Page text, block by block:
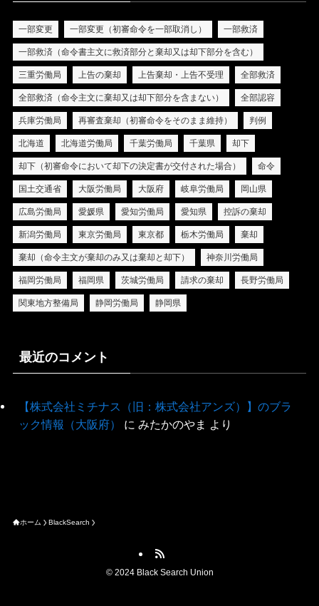
一部変更 一部変更（初審命令を一部取消し） 一部救済
一部救済（命令書主文に救済部分と棄却又は却下部分を含む）
三重労働局 上告の棄却 上告棄却・上告不受理 全部救済
全部救済（命令主文に棄却又は却下部分を含まない） 全部認容
兵庫労働局 再審査棄却（初審命令をそのまま維持） 判例
北海道 北海道労働局 千葉労働局 千葉県 却下
却下（初審命令において却下の決定書が交付された場合） 命令
国土交通省 大阪労働局 大阪府 岐阜労働局 岡山県
広島労働局 愛媛県 愛知労働局 愛知県 控訴の棄却
新潟労働局 東京労働局 東京都 栃木労働局 棄却
棄却（命令主文が棄却のみ又は棄却と却下） 神奈川労働局
福岡労働局 福岡県 茨城労働局 請求の棄却 長野労働局
関東地方整備局 静岡労働局 静岡県
最近のコメント
【株式会社ミチナス（旧：株式会社アンズ）】のブラ
ック情報（大阪府）
に みたかのやま より
ホーム BlackSearch
©2024 Black Search Union